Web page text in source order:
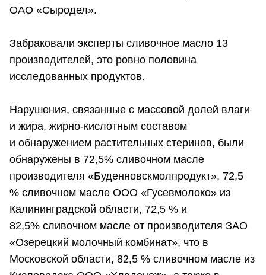
ОАО «Сыродел».
Забраковали эксперты сливочное масло 13
производителей, это ровно половина
исследованных продуктов.
Нарушения, связанные с массовой долей влаги
и жира, жирно-кислотным составом
и обнаружением растительных стеринов, были
обнаружены в 72,5% сливочном масле
производителя «Буденновскмолпродукт», 72,5
% сливочном масле ООО «Гусевмолоко» из
Калининградской области, 72,5 % и
82,5% сливочном масле от производителя ЗАО
«Озерецкий молочный комбинат», что в
Московской области, 82,5 % сливочном масле из